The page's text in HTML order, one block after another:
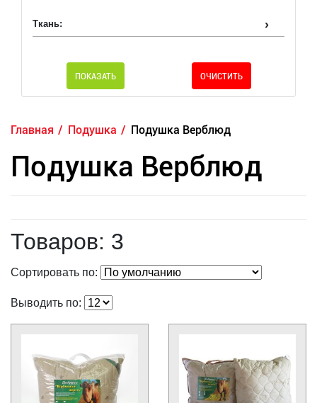
Ткань:
ПОКАЗАТЬ ОЧИСТИТЬ
Главная Подушка Подушка Верблюд
Подушка Верблюд
Товаров: 3
Сортировать по:
Выводить по: